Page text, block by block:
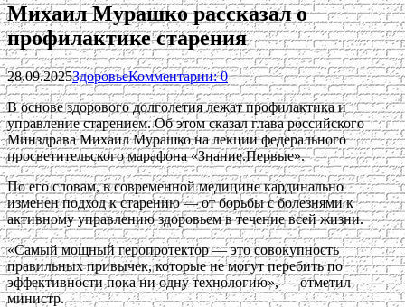
Михаил Мурашко рассказал о
профилактике старения
28.09.2025ЗдоровьеКомментарии: 0
В основе здорового долголетия лежат профилактика и
управление старением. Об этом сказал глава российского
Минздрава Михаил Мурашко на лекции федерального
просветительского марафона «Знание.Первые».
По его словам, в современной медицине кардинально
изменен подход к старению — от борьбы с болезнями к
активному управлению здоровьем в течение всей жизни.
«Самый мощный геропротектор — это совокупность
правильных привычек, которые не могут перебить по
эффективности пока ни одну технологию», — отметил
министр.